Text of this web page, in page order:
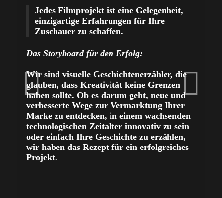
Jedes Filmprojekt ist eine Gelegenheit,
einzigartige Erfahrungen für Ihre
Zuschauer zu schaffen.
Das Storyboard für den Erfolg:
Wir sind visuelle Geschichtenerzähler, die
glauben, dass Kreativität keine Grenzen
haben sollte. Ob es darum geht, neue und
verbesserte Wege zur Vermarktung Ihrer
Marke zu entdecken, in einem wachsenden
technologischen Zeitalter innovativ zu sein
oder einfach Ihre Geschichte zu erzählen,
wir haben das Rezept für ein erfolgreiches
Projekt.